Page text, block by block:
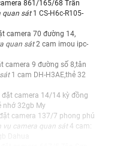
861/165/68 Trần
quan sát 1 CS-H6c-R105-
camera 70 đường 14,
quan sát2 cam imou ipc-
camera 9 đường số 8,tân
1 cam DH-H3AE,thẻ 32
camera 14/14 kỳ đồng
nhớ 32gb My
camera 137/7 phong phú
vụ camera quan sát 4 cam: